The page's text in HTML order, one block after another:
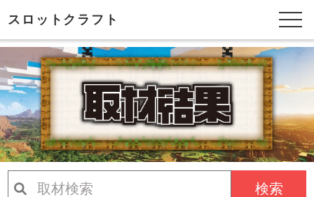
スロットクラフト
検索